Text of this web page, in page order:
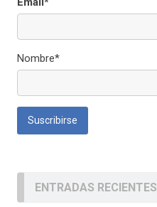
Nombre*
ENTRADAS RECIENTES